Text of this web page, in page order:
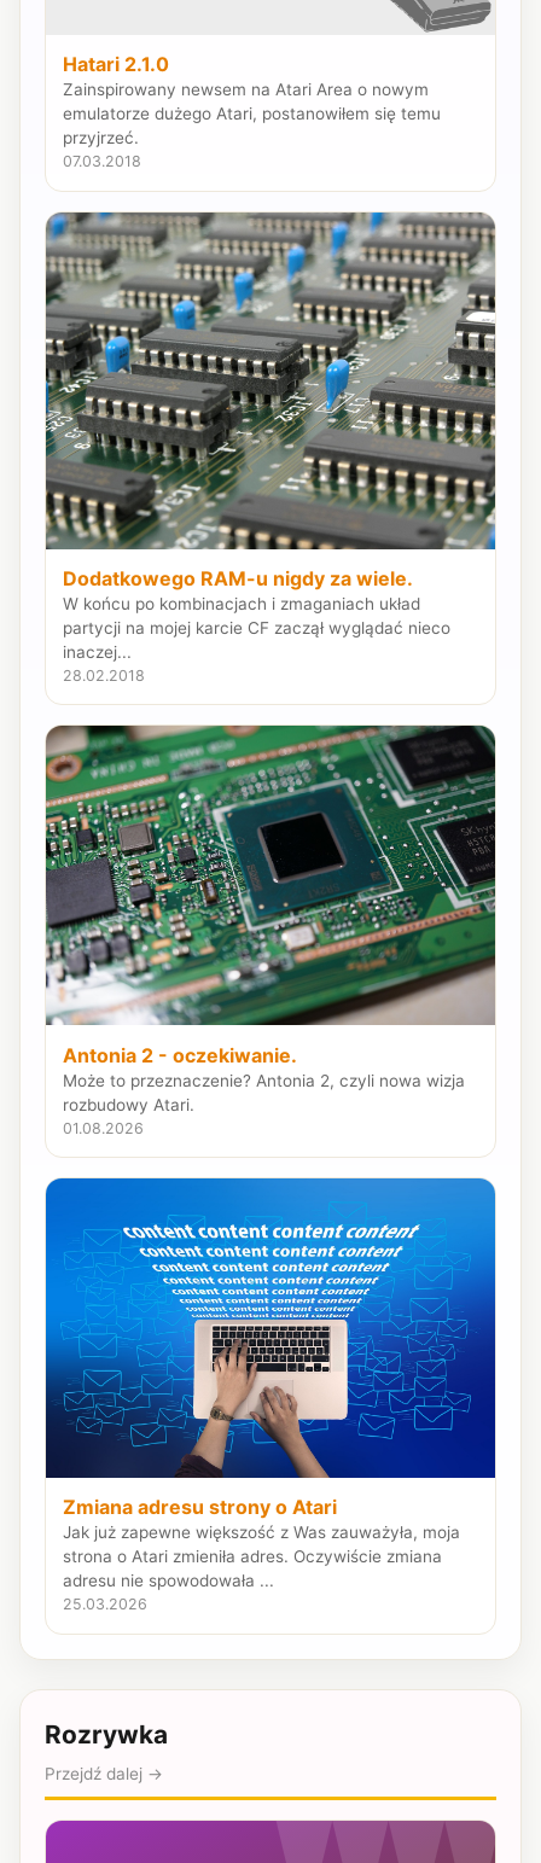
Hatari 2.1.0
Zainspirowany newsem na Atari Area o nowym
emulatorze dużego Atari, postanowiłem się temu
przyjrzeć.
07.03.2018
Dodatkowego RAM-u nigdy za wiele.
W końcu po kombinacjach i zmaganiach układ
partycji na mojej karcie CF zaczął wyglądać nieco
inaczej...
28.02.2018
Antonia 2 - oczekiwanie.
Może to przeznaczenie? Antonia 2, czyli nowa wizja
rozbudowy Atari.
01.08.2026
Zmiana adresu strony o Atari
Jak już zapewne większość z Was zauważyła, moja
strona o Atari zmieniła adres. Oczywiście zmiana
adresu nie spowodowała ...
25.03.2026
Rozrywka
Przejdź dalej →